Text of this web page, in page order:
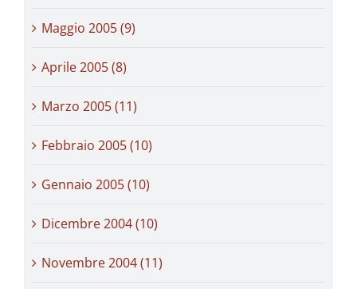
Maggio 2005 (9)
Aprile 2005 (8)
Marzo 2005 (11)
Febbraio 2005 (10)
Gennaio 2005 (10)
Dicembre 2004 (10)
Novembre 2004 (11)